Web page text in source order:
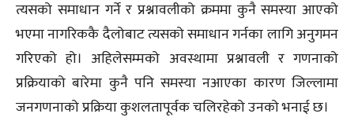
त्यसको समाधान गर्ने र प्रश्नावलीको क्रममा कुनै समस्या आएको
भएमा नागरिककै दैलोबाट त्यसको समाधान गर्नका लागि अनुगमन
गरिएको हो। अहिलेसम्मको अवस्थामा प्रश्नावली र गणनाको
प्रक्रियाको बारेमा कुनै पनि समस्या नआएका कारण जिल्लामा
जनगणनाको प्रक्रिया कुशलतापूर्वक चलिरहेको उनको भनाई छ।